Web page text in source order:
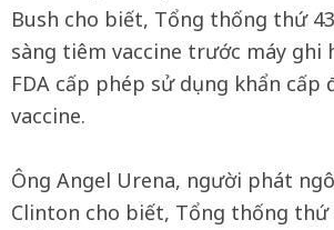
Bush cho biết, Tổng thống thứ
sàng tiêm vaccine trước máy ghi
FDA cấp phép sử dụng khẩn cấp
vaccine.
Ông Angel Urena, người phát
Clinton cho biết, Tổng thống thứ